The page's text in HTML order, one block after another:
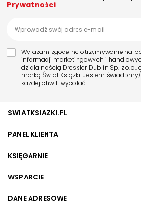
Prywatności.
Wyrażam zgodę na otrzymywanie na
informacji marketingowych i
działalnością Dressler Dublin Sp. z o.o.,
marką Świat Książki. Jestem
każdej chwili wycofać.
SWIATKSIAZKI.PL
PANEL KLIENTA
KSIĘGARNIE
WSPARCIE
DANE ADRESOWE